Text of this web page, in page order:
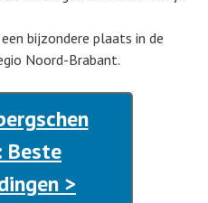
bijzondere plaats in de
Noord-Brabant.
Beste
>